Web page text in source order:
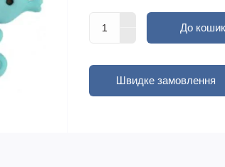
До
Швидке замовлення